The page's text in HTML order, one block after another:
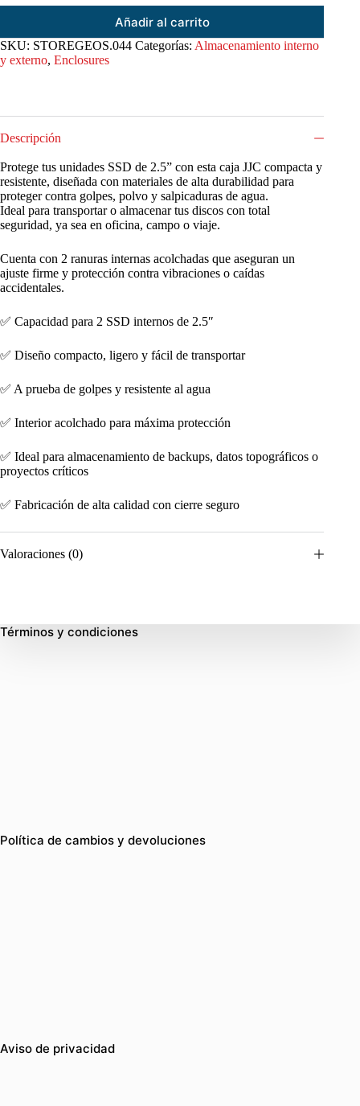
Añadir al carrito
SKU: STOREGEOS.044 Categorías: Almacenamiento interno
y externo, Enclosures
Descripción
Protege tus unidades SSD de 2.5” con esta caja JJC compacta y
resistente, diseñada con materiales de alta durabilidad para
proteger contra golpes, polvo y salpicaduras de agua.
Ideal para transportar o almacenar tus discos con total
seguridad, ya sea en oficina, campo o viaje.
Cuenta con 2 ranuras internas acolchadas que aseguran un
ajuste firme y protección contra vibraciones o caídas
accidentales.
✅ Capacidad para 2 SSD internos de 2.5″
✅ Diseño compacto, ligero y fácil de transportar
✅ A prueba de golpes y resistente al agua
✅ Interior acolchado para máxima protección
✅ Ideal para almacenamiento de backups, datos topográficos o
proyectos críticos
✅ Fabricación de alta calidad con cierre seguro
Valoraciones (0)
Términos y condiciones
Política de cambios y devoluciones
Aviso de privacidad